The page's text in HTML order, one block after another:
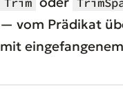
— vom Prädikat
mit